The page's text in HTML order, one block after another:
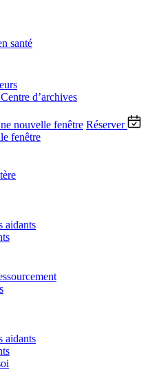
santé
d’archives
nouvelle fenêtre Réserver
fenêtre
aidants
aidants